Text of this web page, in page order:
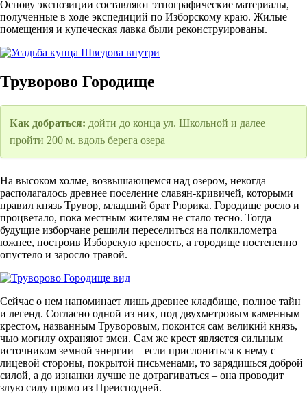
Основу экспозиции составляют этнографические материалы,
полученные в ходе экспедиций по Изборскому краю. Жилые
помещения и купеческая лавка были реконструированы.
Труворово Городище
Как добраться: дойти до конца ул. Школьной и далее
пройти 200 м. вдоль берега озера
На высоком холме, возвышающемся над озером, некогда
располагалось древнее поселение славян-кривичей, которыми
правил князь Трувор, младший брат Рюрика. Городище росло и
процветало, пока местным жителям не стало тесно. Тогда
будущие изборчане решили переселиться на полкилометра
южнее, построив Изборскую крепость, а городище постепенно
опустело и заросло травой.
Сейчас о нем напоминает лишь древнее кладбище, полное тайн
и легенд. Согласно одной из них, под двухметровым каменным
крестом, названным Труворовым, покоится сам великий князь,
чью могилу охраняют змеи. Сам же крест является сильным
источником земной энергии – если прислониться к нему с
лицевой стороны, покрытой письменами, то зарядишься доброй
силой, а до изнанки лучше не дотрагиваться – она проводит
злую силу прямо из Преисподней.